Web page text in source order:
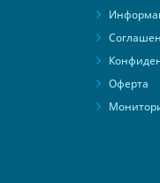
Оферта